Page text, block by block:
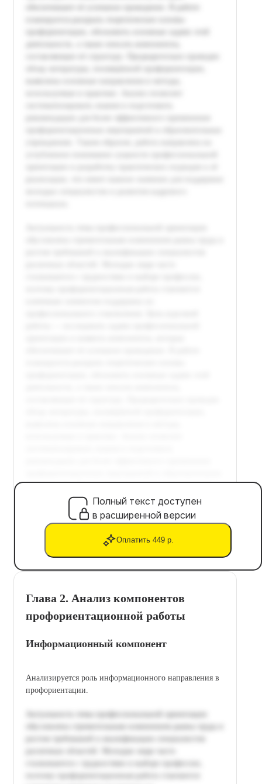
Полный текст доступен
в расширенной версии
Оплатить 449 р.
Глава 2. Анализ компонентов
профориентационной работы
Информационный компонент
Анализируется роль информационного направления в
профориентации.